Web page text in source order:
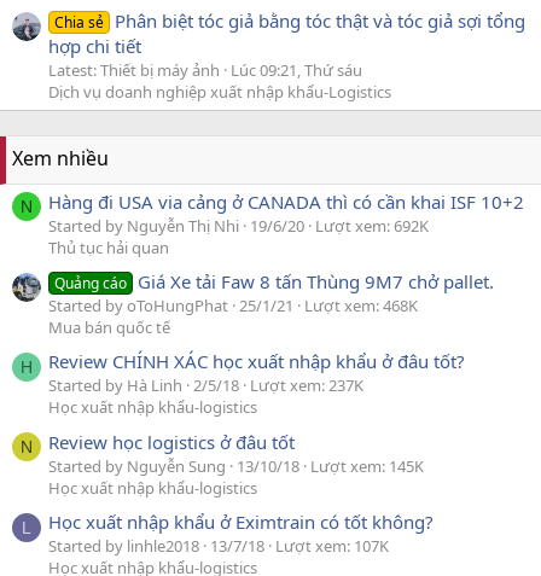
Chia sẻ Phân biệt tóc giả bằng tóc thật và tóc giả sợi tổng
hợp chi tiết
Latest: Thiết bị máy ảnh
Lúc 09:21, Thứ sáu
Dịch vụ doanh nghiệp xuất nhập khẩu-Logistics
Xem nhiều
N Hàng đi USA via cảng ở CANADA thì có cần khai ISF 10+2
Started by Nguyễn Thị Nhi 19/6/20 Lượt xem: 692K
Thủ tục hải quan
Quảng cáo Giá Xe tải Faw 8 tấn Thùng 9M7 chở pallet.
Started by oToHungPhat 25/1/21
Lượt xem: 468K
Mua bán quốc tế
H Review CHÍNH XÁC học xuất nhập khẩu ở đâu tốt?
Started by Hà Linh 2/5/18 Lượt xem: 237K
Học xuất nhập khẩu-logistics
N Review học logistics ở đâu tốt
Started by Nguyễn Sung 13/10/18 Lượt xem: 145K
Học xuất nhập khẩu-logistics
L Học xuất nhập khẩu ở Eximtrain có tốt không?
Started by linhle2018 13/7/18 Lượt xem: 107K
Học xuất nhập khẩu-logistics